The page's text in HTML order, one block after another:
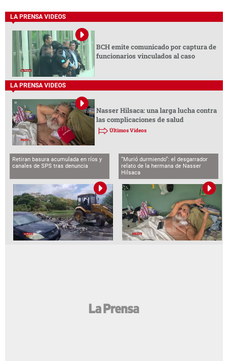
LA PRENSA VIDEOS
BCH emite comunicado por captura de
funcionarios vinculados al caso
LA PRENSA VIDEOS
Nasser Hilsaca: una larga lucha contra
las complicaciones de salud
Últimos Videos
Retiran basura acumulada en ríos y
canales de SPS tras denuncia
“Murió durmiendo”: el desgarrador
relato de la hermana de Nasser
Hilsaca